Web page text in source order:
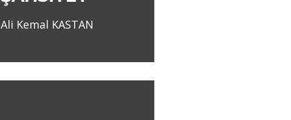
Ali Kemal KASTAN